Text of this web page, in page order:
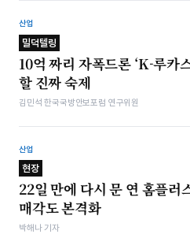
산업
밀덕텔링
10억 짜리 자폭드론 ‘K-루카
할 진짜 숙제
김민석 한국국방안보포럼 연구위원
산업
현장
22일 만에 다시 문 연 홈플러
매각도 본격화
박해나 기자